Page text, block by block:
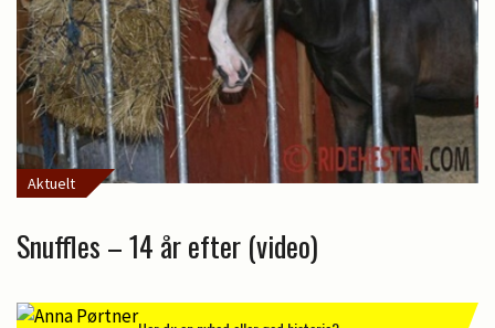
Aktuelt
Snuffles – 14 år efter (video)